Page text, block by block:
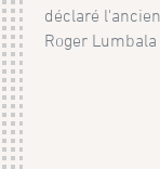
déclaré
Roger Lumbala